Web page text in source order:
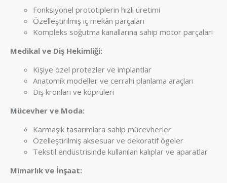
Fonksiyonel prototiplerin hızlı üretimi
Özelleştirilmiş iç mekân parçaları
Kompleks soğutma kanallarına sahip motor parçaları
Medikal ve Diş Hekimliği:
Kişiye özel protezler ve implantlar
Anatomik modeller ve cerrahi planlama araçları
Diş kronları ve köprüleri
Mücevher ve Moda:
Karmaşık tasarımlara sahip mücevherler
Özelleştirilmiş aksesuar ve dekoratif ögeler
Tekstil endüstrisinde kullanılan kalıplar ve aparatlar
Mimarlık ve İnşaat: